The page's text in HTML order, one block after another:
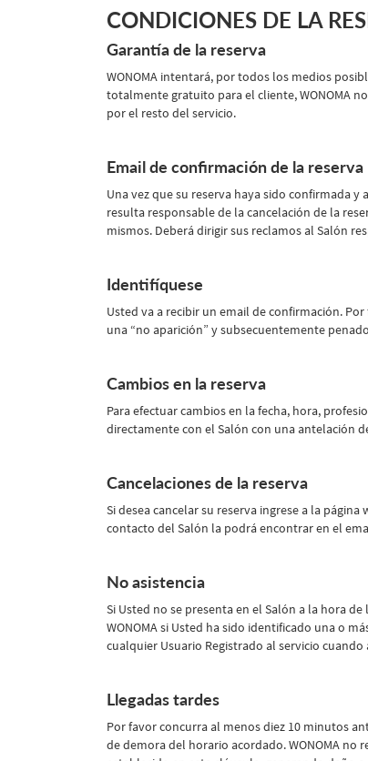
CONDICIONES DE LA
Garantía de la reserva
WONOMA intentará, por todos los medios
totalmente gratuito para el cliente, WONOMA
por el resto del servicio.
Email de confirmación de la reserva
Una vez que su reserva haya sido confirmada y
resulta responsable de la cancelación de la
mismos. Deberá dirigir sus reclamos al Salón
Identifíquese
Usted va a recibir un email de confirmación.
una “no aparición” y subsecuentemente
Cambios en la reserva
Para efectuar cambios en la fecha, hora,
directamente con el Salón con una antelación
Cancelaciones de la reserva
Si desea cancelar su reserva ingrese a la
contacto del Salón la podrá encontrar en el
No asistencia
Si Usted no se presenta en el Salón a la hora
WONOMA si Usted ha sido identificado una o
cualquier Usuario Registrado al servicio
Llegadas tardes
Por favor concurra al menos diez 10 minutos
de demora del horario acordado. WONOMA no